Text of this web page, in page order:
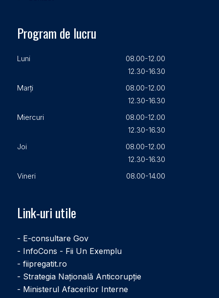
Program de lucru
Luni
08.00-12.00
12.30-16.30
Marți
08.00-12.00
12.30-16.30
Miercuri
08.00-12.00
12.30-16.30
Joi
08.00-12.00
12.30-16.30
Vineri
08.00-14.00
Link-uri utile
- E-consultare Gov
- InfoCons - Fii Un Exemplu
- fiipregatit.ro
- Strategia Națională Anticorupție
- Ministerul Afacerilor Interne